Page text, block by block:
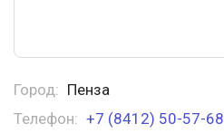
Город: Пенза
Телефон: +7 (8412) 50-57-68